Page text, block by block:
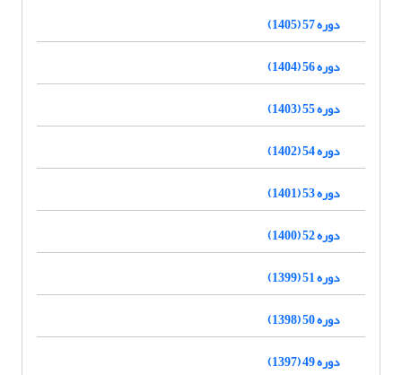
دوره 57 (1405)
دوره 56 (1404)
دوره 55 (1403)
دوره 54 (1402)
دوره 53 (1401)
دوره 52 (1400)
دوره 51 (1399)
دوره 50 (1398)
دوره 49 (1397)